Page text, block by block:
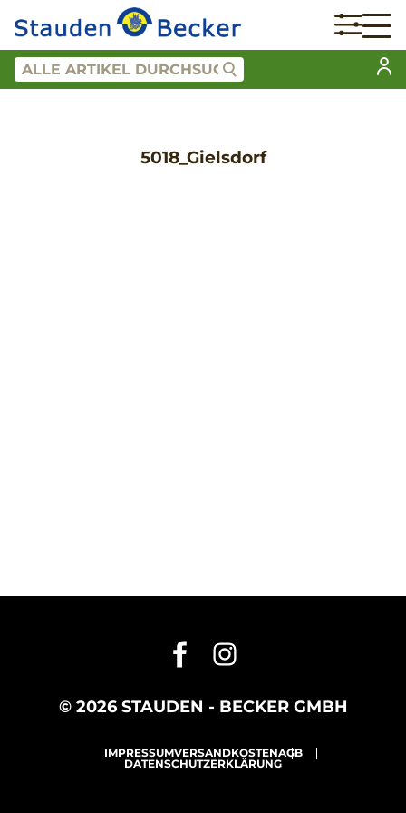
5018_Gielsdorf
© 2026 STAUDEN - BECKER GMBH
IMPRESSUMVERSANDKOSTENAGB
DATENSCHUTZERKLÄRUNG